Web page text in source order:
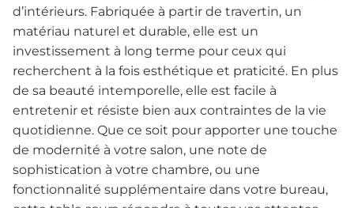
d’intérieurs. Fabriquée à partir de travertin, un
matériau naturel et durable, elle est un
investissement à long terme pour ceux qui
recherchent à la fois esthétique et praticité. En plus
de sa beauté intemporelle, elle est facile à
entretenir et résiste bien aux contraintes de la vie
quotidienne. Que ce soit pour apporter une touche
de modernité à votre salon, une note de
sophistication à votre chambre, ou une
fonctionnalité supplémentaire dans votre bureau,